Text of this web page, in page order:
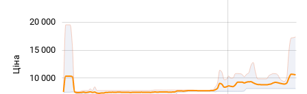
Ціна
10 000
15 000
20 000